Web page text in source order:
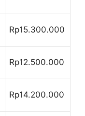
Rp15.300.000
Rp12.500.000
Rp14.200.000